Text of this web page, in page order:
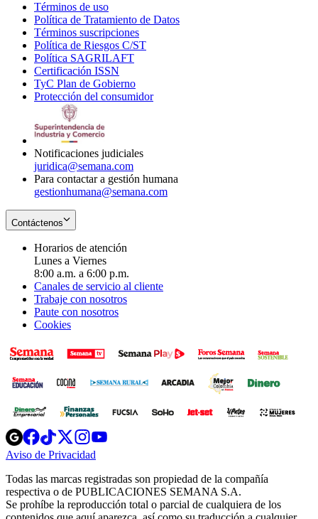
Términos de uso
in
new
window
Política de Tratamiento de Datos
Términos suscripciones
in
Política de Riesgos C/ST
Política SAGRILAFT
new
window
Certificación ISSN
in
new
TyC Plan de Gobierno
in
Protección del consumidorOpens
Notificaciones judiciales
juridica@semana.com
Para contactar a gestión humana
gestionhumana@semana.com
Contáctenos
Horarios de atención
Lunes a Viernes
8:00 a.m. a 6:00 p.m.
Canales de servicio al cliente
Trabaje con nosotros
Paute con nosotros
Cookies
Opens
in
new
Opens
in
new
Opens
in
new
window
Opens
new
windowwindow
Aviso de Privacidad
new
window
Todas las marcas registradas son propiedad de la compañía
respectiva o de PUBLICACIONES SEMANA S.A.
Se prohíbe la reproducción total o parcial de cualquiera de los